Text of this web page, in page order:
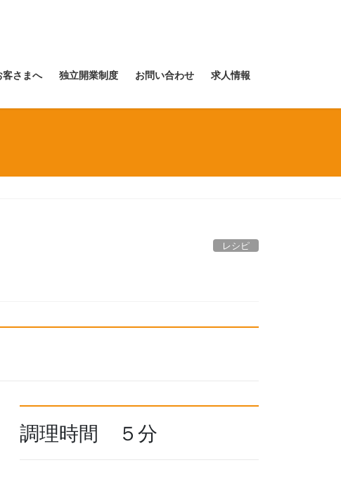
客さまへ 独立開業制度 お問い合わせ 求人情報
レシピ
調理時間 ５分